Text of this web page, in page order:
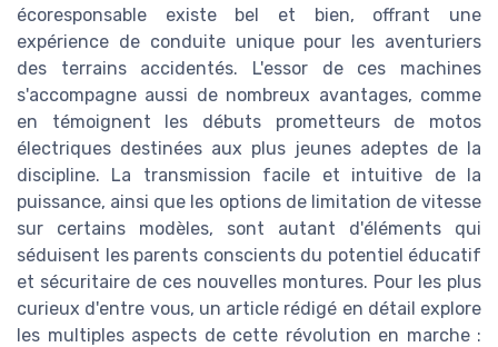
écoresponsable existe bel et bien, offrant une
expérience de conduite unique pour les aventuriers
des terrains accidentés. L'essor de ces machines
s'accompagne aussi de nombreux avantages, comme
en témoignent les débuts prometteurs de motos
électriques destinées aux plus jeunes adeptes de la
discipline. La transmission facile et intuitive de la
puissance, ainsi que les options de limitation de vitesse
sur certains modèles, sont autant d'éléments qui
séduisent les parents conscients du potentiel éducatif
et sécuritaire de ces nouvelles montures. Pour les plus
curieux d'entre vous, un article rédigé en détail explore
les multiples aspects de cette révolution en marche :